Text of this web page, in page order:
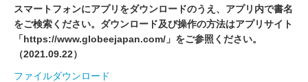
スマートフォンにアプリをダウンロードのうえ、アプリ内で書名
をご検索ください。ダウンロード及び操作の方法はアプリサイト
「https://www.globeejapan.com/」をご参照ください。
（2021.09.22）
ファイルダウンロード